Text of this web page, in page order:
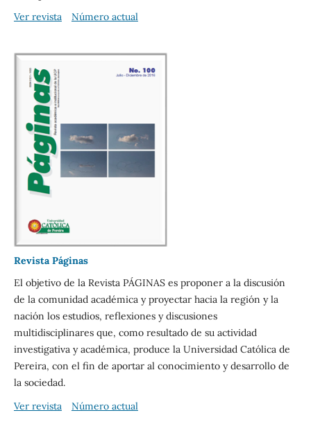
Ver revista
Número actual
Revista Páginas
El objetivo de la Revista PÁGINAS es proponer a la discusión
de la comunidad académica y proyectar hacia la región y la
nación los estudios, reflexiones y discusiones
multidisciplinares que, como resultado de su actividad
investigativa y académica, produce la Universidad Católica de
Pereira, con el fin de aportar al conocimiento y desarrollo de
la sociedad.
Ver revista
Número actual